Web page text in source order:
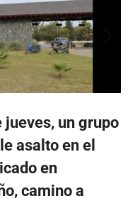
jueves, un grupo
asalto en el
en
camino a